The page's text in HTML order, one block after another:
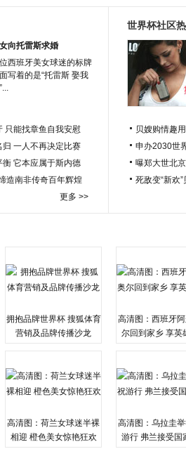
向托雷斯求婚
西班牙美女球迷的标牌
写着的是“托雷斯 娶我
只能找章鱼自我安慰
一人不再决定比赛
衡 它本应属于斯内德
造南非传奇百年辉煌
更多 >>
世界杯社区
贝嫂购情趣
申办2030世
曝郑大世北
死敌变“新欢
拥抱品牌世界杯 搜狐体育
营销及品牌传播沙龙
高清图：西班牙
尔回到家乡 享英
高清图：荷兰女球迷半裸
相迎 橙色美女惊艳狂欢
高清图：乌拉圭
游行 弗兰接受国